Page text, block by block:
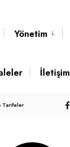
Yönetim
İletişim
Tarifeler